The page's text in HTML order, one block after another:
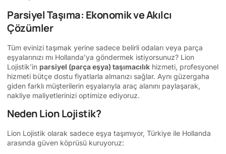
Parsiyel Taşıma: Ekonomik ve Akılcı
Çözümler
Tüm evinizi taşımak yerine sadece belirli odaları veya parça
eşyalarınızı mı Hollanda’ya göndermek istiyorsunuz? Lion
Lojistik’in parsiyel (parça eşya) taşımacılık hizmeti, profesyonel
hizmeti bütçe dostu fiyatlarla almanızı sağlar. Aynı güzergaha
giden farklı müşterilerin eşyalarıyla araç alanını paylaşarak,
nakliye maliyetlerinizi optimize ediyoruz.
Neden Lion Lojistik?
Lion Lojistik olarak sadece eşya taşımıyor, Türkiye ile Hollanda
arasında güven köprüsü kuruyoruz: